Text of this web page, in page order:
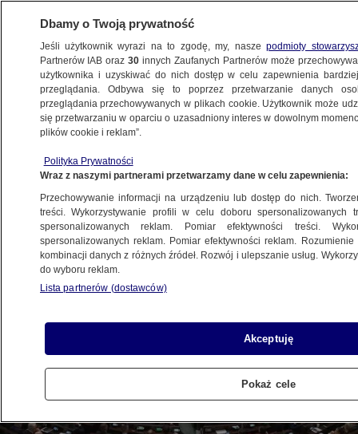
POLSKA
kandydatura Witek
13.11.2023, 18:37Aktualizacja: 13.11.2023, 19:55
Udostępnij
Dbamy o Twoją prywatność
Jeśli użytkownik wyrazi na to zgodę, my, naszepodmioty
Partnerów IAB oraz30 innych Zaufanych Partnerów może
użytkownika i uzyskiwać do nich dostęp w celu zapewnienia
przeglądania. Odbywa się to poprzez przetwarzanie danych
przeglądania przechowywanych w plikach cookie. Użytkownik może
się przetwarzaniu w oparciu o uzasadniony interes w dowolnym
plików cookie i reklam”.
Polityka Prywatności
Wraz z naszymi partnerami przetwarzamy dane w celu zapewnienia:
Przechowywanie informacji na urządzeniu lub dostęp do nich.
treści. Wykorzystywanie profili w celu doboru spersonalizowanych
spersonalizowanych reklam. Pomiar efektywności treści.
spersonalizowanych reklam. Pomiar efektywności reklam.
kombinacji danych z różnych źródeł. Rozwój i ulepszanie usług.
do wyboru reklam.
Lista partnerów (dostawców)
Akceptuję
Pokaż cele